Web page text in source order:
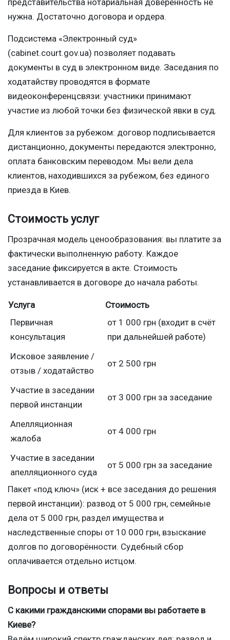
нужна. Достаточно договора и ордера.
Подсистема «Электронный суд»
(cabinet.court.gov.ua) позволяет подавать
документы в суд в электронном виде. Заседания по
ходатайству проводятся в формате
видеоконференцсвязи: участники принимают
участие из любой точки без физической явки в суд.
Для клиентов за рубежом: договор подписывается
дистанционно, документы передаются электронно,
оплата банковским переводом. Мы вели дела
клиентов, находившихся за рубежом, без единого
приезда в Киев.
Стоимость услуг
Прозрачная модель ценообразования: вы платите за
фактически выполненную работу. Каждое
заседание фиксируется в акте. Стоимость
устанавливается в договоре до начала работы.
Услуга
Стоимость
Первичная
консультация
от 1 000 грн (входит в счёт
при дальнейшей работе)
Исковое заявление /
отзыв / ходатайство
от 2 500 грн
Участие в заседании
первой инстанции
от 3 000 грн за заседание
Апелляционная
жалоба
от 4 000 грн
Участие в заседании
апелляционного суда
от 5 000 грн за заседание
Пакет «под ключ» (иск + все заседания до решения
первой инстанции): развод от 5 000 грн, семейные
дела от 5 000 грн, раздел имущества и
наследственные споры от 10 000 грн, взыскание
долгов по договорённости. Судебный сбор
оплачивается отдельно истцом.
Вопросы и ответы
С какими гражданскими спорами вы работаете в
Киеве?